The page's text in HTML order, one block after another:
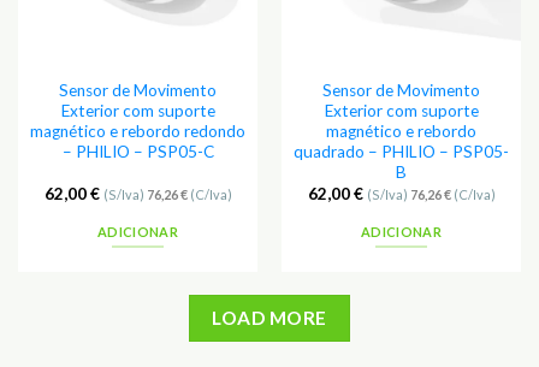
Sensor de Movimento
Exterior com suporte
magnético e rebordo redondo
– PHILIO – PSP05-C
62,00€ (S/Iva) 76,26€(C/Iva)
ADICIONAR
Sensor de Movimento
Exterior com suporte
magnético e rebordo
quadrado – PHILIO – PSP05-
B
62,00€ (S/Iva) 76,26€(C/Iva)
ADICIONAR
LOAD MORE